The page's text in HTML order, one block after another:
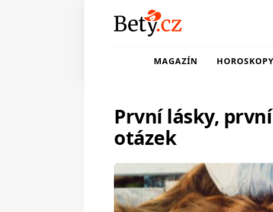
MAGAZÍN HOROSKOPY
První lásky,
otázek